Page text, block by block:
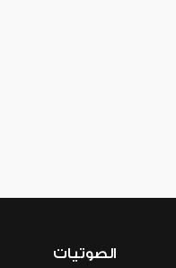
الصوتيات